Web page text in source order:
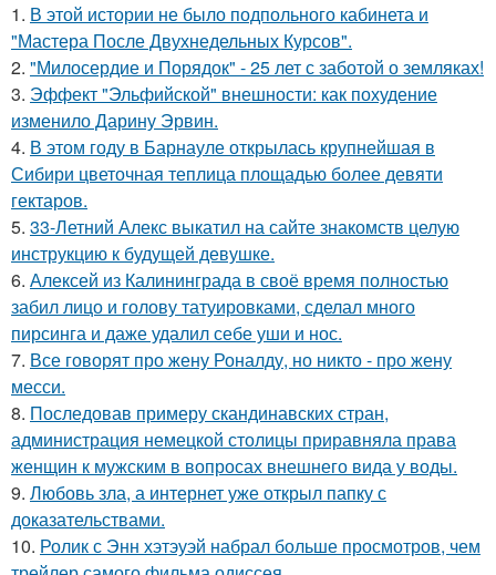
1. В этой истории не было подпольного кабинета и
"Мастера После Двухнедельных Курсов".
2. "Милосердие и Порядок" - 25 лет с заботой о земляках!
3. Эффект "Эльфийской" внешности: как похудение
изменило Дарину Эрвин.
4. В этом году в Барнауле открылась крупнейшая в
Сибири цветочная теплица площадью более девяти
гектаров.
5. 33-Летний Алекс выкатил на сайте знакомств целую
инструкцию к будущей девушке.
6. Алексей из Калининграда в своё время полностью
забил лицо и голову татуировками, сделал много
пирсинга и даже удалил себе уши и нос.
7. Все говорят про жену Роналду, но никто - про жену
месси.
8. Последовав примеру скандинавских стран,
администрация немецкой столицы приравняла права
женщин к мужским в вопросах внешнего вида у воды.
9. Любовь зла, а интернет уже открыл папку с
доказательствами.
10. Ролик с Энн хэтэуэй набрал больше просмотров, чем